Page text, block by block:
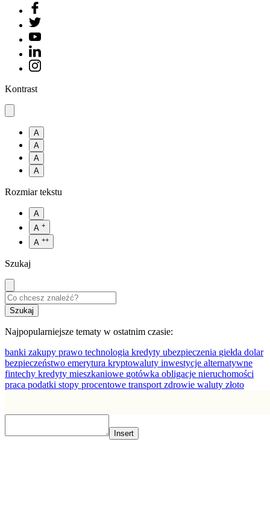
Kontrast
A
A
A
A
Rozmiar tekstu
A
A +
A ++
Szukaj
Najpopularniejsze tematy w ostatnim czasie:
banki zakupy prawo technologia kredyty ubezpieczenia giełda dolar
bezpieczeństwo emerytura kryptowaluty inwestycje alternatywne
fintechy kredyty mieszkaniowe gotówka obligacje nieruchomości
praca podatki stopy procentowe transport zdrowie waluty złoto
Insert